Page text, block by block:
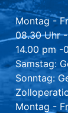
Montag -
08.30 Uhr
14.00 pm -
Samstag:
Sonntag:
Montag -